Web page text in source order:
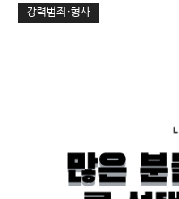
강력범죄·형사